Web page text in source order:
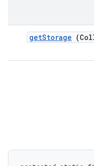
getStorage